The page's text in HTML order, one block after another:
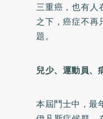
三重癌，也有人
之下，癌症不再
題。
兒少、運動員
本屆鬥士中，最